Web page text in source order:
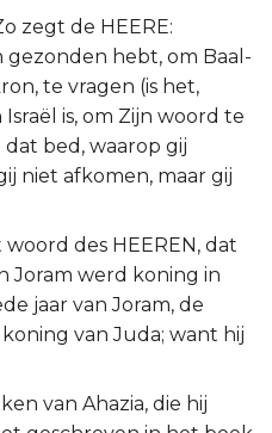
zegt de HEERE:
gezonden hebt, om Baal-
te vragen (is het,
is, om Zijn woord te
dat bed, waarop gij
niet afkomen, maar gij
des HEEREN, dat
Joram werd koning in
jaar van Joram, de
van Juda; want hij
van Ahazia, die hij